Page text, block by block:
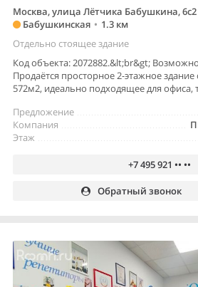
Москва, улица Лётчика Бабушкина, 6с2
Бабушкинская • 1.3 км
Отдельно стоящее здание
Код объекта: 2072882.&lt;br&gt;
Продаётся просторное 2-этажное
572м2, идеально подходящее для офиса,
Предложение
Компания
Этаж
+7 495 921 •• ••
Обратный звонок